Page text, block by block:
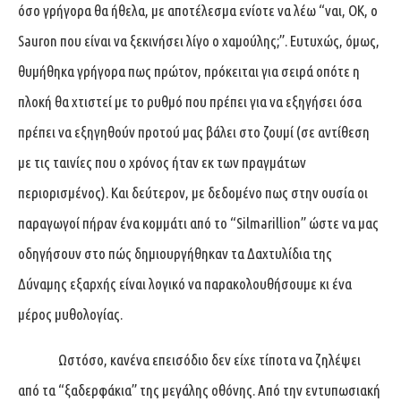
όσο γρήγορα θα ήθελα, με αποτέλεσμα ενίοτε να λέω “ναι, ΟΚ, ο
Sauron που είναι να ξεκινήσει λίγο ο χαμούλης;”. Ευτυχώς, όμως,
θυμήθηκα γρήγορα πως πρώτον, πρόκειται για σειρά οπότε η
πλοκή θα χτιστεί με το ρυθμό που πρέπει για να εξηγήσει όσα
πρέπει να εξηγηθούν προτού μας βάλει στο ζουμί (σε αντίθεση
με τις ταινίες που ο χρόνος ήταν εκ των πραγμάτων
περιορισμένος). Και δεύτερον, με δεδομένο πως στην ουσία οι
παραγωγοί πήραν ένα κομμάτι από το “Silmarillion” ώστε να μας
οδηγήσουν στο πώς δημιουργήθηκαν τα Δαχτυλίδια της
Δύναμης εξαρχής είναι λογικό να παρακολουθήσουμε κι ένα
μέρος μυθολογίας.
Ωστόσο, κανένα επεισόδιο δεν είχε τίποτα να ζηλέψει
από τα “ξαδερφάκια” της μεγάλης οθόνης. Από την εντυπωσιακή